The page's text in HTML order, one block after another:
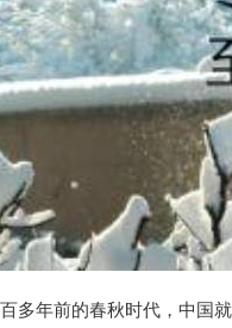
多年前的春秋时代，中国